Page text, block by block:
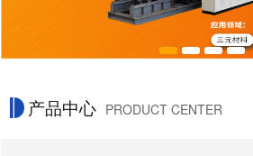
产品中心 PRODUCT CENTER